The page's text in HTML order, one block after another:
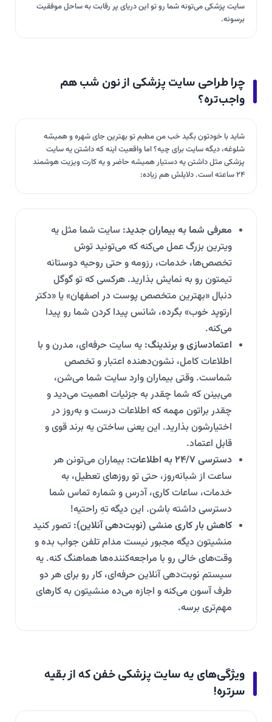
سایت پزشکی می‌تونه شما رو تو این دریای پر رقابت به ساحل موفقیت
برسونه.
چرا طراحی سایت پزشکی از نون شب هم
واجب‌تره؟
شاید با خودتون بگید خب من مطبم تو بهترین جای شهره و همیشه
شلوغه، دیگه سایت برای چیه؟ اما واقعیت اینه که داشتن یه سایت
پزشکی مثل داشتن یه دستیار همیشه حاضر و یه کارت ویزیت هوشمند
۲۴ ساعته است. دلایلش هم زیاده:
معرفی شما به بیماران جدید: سایت شما مثل یه
ویترین بزرگ عمل می‌کنه که می‌تونید توش
تخصص‌ها، خدمات، رزومه و حتی روحیه دوستانه
تیمتون رو به نمایش بذارید. هرکسی که تو گوگل
دنبال «بهترین متخصص پوست در اصفهان» یا «دکتر
ارتوپد خوب» بگرده، شانس پیدا کردن شما رو پیدا
می‌کنه.
اعتمادسازی و برندینگ: یه سایت حرفه‌ای، مدرن و با
اطلاعات کامل، نشون‌دهنده اعتبار و تخصص
شماست. وقتی بیماران وارد سایت شما می‌شن،
می‌بینن که شما چقدر به جزئیات اهمیت می‌دید و
چقدر براتون مهمه که اطلاعات درست و به‌روز در
اختیارشون بذارید. این یعنی ساختن یه برند قوی و
قابل اعتماد.
دسترسی ۲۴/۷ به اطلاعات:
بیماران می‌تونن هر
ساعت از شبانه‌روز، حتی تو روزهای تعطیل، به
خدمات، ساعات کاری، آدرس و شماره تماس شما
دسترسی داشته باشن. این دیگه تهِ راحتیه!
کاهش بار کاری منشی (نوبت‌دهی آنلاین): تصور کنید
منشیتون دیگه مجبور نیست مدام تلفن جواب بده و
وقت‌های خالی رو با مراجعه‌کننده‌ها هماهنگ کنه. یه
سیستم نوبت‌دهی آنلاین حرفه‌ای، کار رو برای هر دو
طرف آسون می‌کنه و اجازه می‌ده منشیتون به کارهای
مهم‌تری برسه.
ویژگی‌های یه سایت پزشکی خفن که از بقیه
سرتره!